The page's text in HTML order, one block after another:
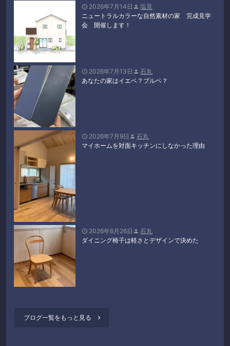
 2026年7月14日  塩見
ニュートラルカラーな自然素材の家 完成見学
会 開催します！
 2026年7月13日  石丸
あなたの家はイエベ？ブルベ？
 2026年7月9日  石丸
マイホームを対面キッチンにしなかった理由
 2026年6月26日  石丸
ダイニング椅子は軽さとデザインで決めた
ブログ一覧をもっと見る 